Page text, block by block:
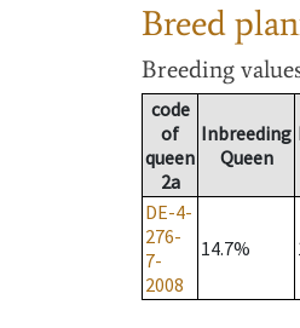
Breed
Breeding
code
of
queen
2a
Inbreeding
Queen
DE-4-
276-
7-
2008
14.7%